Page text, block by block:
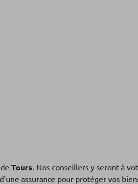
Tours. Nos conseillers y seront à
assurance pour protéger vos